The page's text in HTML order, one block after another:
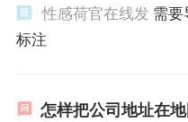
性感荷官在线发 需
标注
怎样把公司地址在